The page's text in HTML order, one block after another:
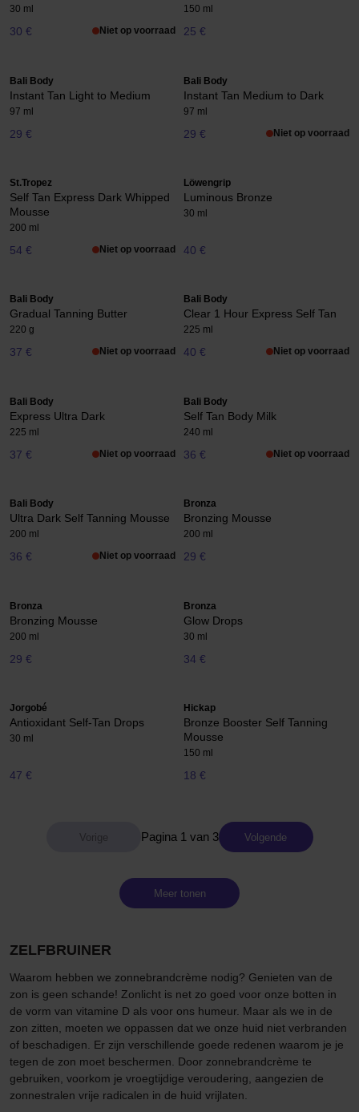
30 ml
30 € Niet op voorraad
150 ml
25 €
Bali Body
Instant Tan Light to Medium
97 ml
29 €
Bali Body
Instant Tan Medium to Dark
97 ml
29 € Niet op voorraad
St.Tropez
Self Tan Express Dark Whipped
Mousse
200 ml
54 € Niet op voorraad
Löwengrip
Luminous Bronze
30 ml
40 €
Bali Body
Gradual Tanning Butter
220 g
37 € Niet op voorraad
Bali Body
Clear 1 Hour Express Self Tan
225 ml
40 € Niet op voorraad
Bali Body
Express Ultra Dark
225 ml
37 € Niet op voorraad
Bali Body
Self Tan Body Milk
240 ml
36 € Niet op voorraad
Bali Body
Ultra Dark Self Tanning Mousse
200 ml
36 € Niet op voorraad
Bronza
Bronzing Mousse
200 ml
29 €
Bronza
Bronzing Mousse
200 ml
29 €
Bronza
Glow Drops
30 ml
34 €
Jorgobé
Antioxidant Self-Tan Drops
30 ml
47 €
Hickap
Bronze Booster Self Tanning
Mousse
150 ml
18 €
Pagina 1 van 3 Volgende
Meer tonen
ZELFBRUINER
Waarom hebben we zonnebrandcrème nodig? Genieten van de
zon is geen schande! Zonlicht is net zo goed voor onze botten in
de vorm van vitamine D als voor ons humeur. Maar als we in de
zon zitten, moeten we oppassen dat we onze huid niet verbranden
of beschadigen. Er zijn verschillende goede redenen waarom je je
tegen de zon moet beschermen. Door zonnebrandcrème te
gebruiken, voorkom je vroegtijdige veroudering, aangezien de
zonnestralen vrije radicalen in de huid vrijlaten.